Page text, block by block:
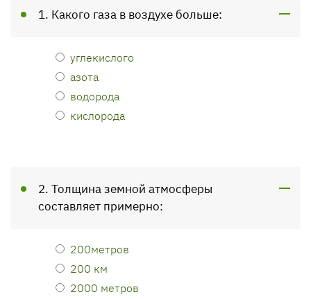
1. Какого газа в воздухе больше:
углекислого
азота
водорода
кислорода
2. Толщина земной атмосферы
составляет примерно:
200метров
200 км
2000 метров